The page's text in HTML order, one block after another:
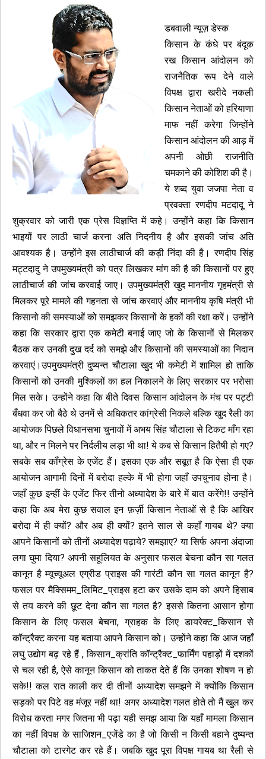
डबवाली न्यूज़ डेस्क
किसान के कंधे पर बंदूक
रख किसान आंदोलन को
राजनैतिक रूप देने वाले
विपक्ष द्वारा खरीदे नकली
किसान नेताओं को हरियाणा
माफ नहीं करेगा जिन्होंने
किसान आंदोलन की आड़ में
अपनी ओछी राजनीति
चमकाने की कोशिश की है।
ये शब्द युवा जजपा नेता व
प्रवक्ता रणदीप मटदादू ने
शुक्रवार को जारी एक प्रेस विज्ञप्ति में कहे। उन्होंने कहा कि किसान
भाइयों पर लाठी चार्ज करना अति निदनीय है और इसकी जांच अति
आवश्यक है। उन्होंने इस लाठीचार्ज की कड़ी निंदा की है। रणदीप सिंह
मट्टदादु ने उपमुख्यमंत्री को पत्र लिखकर मांग की है की किसानों पर हुए
लाठीचार्ज की जांच करवाई जाए। उपमुख्यमंत्री खुद माननीय गृहमंत्री से
मिलकर पूरे मामले की गहनता से जांच करवाएं और माननीय कृषि मंत्री भी
किसानो की समस्याओं को समझकर किसानों के हकों की रक्षा करें। उन्होंने
कहा कि सरकार द्वारा एक कमेटी बनाई जाए जो के किसानों से मिलकर
बैठक कर उनकी दुख दर्द को समझे और किसानों की समस्याओं का निदान
करवाएं।उपमुख्यमंत्री दुष्यन्त चौटाला खुद भी कमेटी में शामिल हो ताकि
किसानों को उनकी मुश्किलों का हल निकालने के लिए सरकार पर भरोसा
मिल सके। उन्होंने कहा कि बीते दिवस किसान आंदोलन के मंच पर पट्टी
बँधवा कर जो बैठे थे उनमें से अधिकतर कांग्रेसी निकले बल्कि खुद रैली का
आयोजक पिछले विधानसभा चुनावों में अभय सिंह चौटाला से टिकट माँग रहा
था, और न मिलने पर निर्दलीय लड़ा भी था! ये कब से किसान हितैषी हो गए?
सबके सब कॉंग्रेस के एजेंट हैं। इसका एक और सबूत है कि ऐसा ही एक
आयोजन आगामी दिनों में बरोदा हल्के में भी होगा जहाँ उपचुनाव होना है।
जहाँ कुछ इन्हीं के एजेंट फिर तीनो अध्यादेश के बारे में बात करेंगे!! उन्होंने
कहा कि अब मेरा कुछ सवाल इन फ़र्ज़ी किसान नेताओं से है कि आखिर
बरोदा में ही क्यों? और अब ही क्यों? इतने साल से कहाँ गायब थे? क्या
आपने किसानों को तीनों अध्यादेश पढ़ाये? समझाए? या सिर्फ अपना अंदाजा
लगा घुमा दिया? अपनी सहूलियत के अनुसार फसल बेचना कौन सा गलत
कानून है म्यूच्यूअल एग्रीड प्राइस की गारंटी कौन सा गलत कानून है?
फसल पर मैक्सिमम_लिमिट_प्राइस हटा कर उसके दाम को अपने हिसाब
से तय करने की छूट देना कौन सा गलत है? इससे कितना आसान होगा
किसान के लिए फसल बेचना, ग्राहक के लिए डायरेक्ट_किसान से
कॉन्ट्रैक्ट करना यह बताया आपने किसान को। उन्होंने कहा कि आज जहाँ
लघु उद्योग बढ़ रहे हैं , किसान_क्रांति कॉन्ट्रैक्ट_फार्मिंग पहाड़ों में दशकों
से चल रही है, ऐसे कानून किसान को ताकत देते हैं कि उनका शोषण न हो
सके!! कल रात काली कर दी तीनों अध्यादेश समझने में क्योंकि किसान
सड़को पर पिटे वह मंजूर नहीं था! अगर अध्यादेश गलत होते तो मैं खुल कर
विरोध करता मगर जितना भी पढ़ा यही समझ आया कि यहाँ मामला किसान
का नहीं विपक्ष के साजिशन_एजेंडे का है जो किसी न किसी बहाने दुष्यन्त
चौटाला को टारगेट कर रहे हैं। जबकि खुद पूरा विपक्ष गायब था रैली से